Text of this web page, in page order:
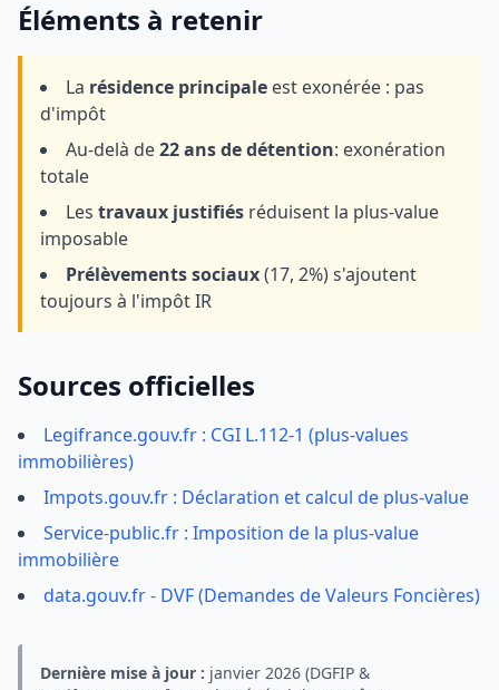
Éléments à retenir
La résidence principale est exonérée : pas
d'impôt
Au-delà de22 ans de détention: exonération
totale
Les travaux justifiés réduisent la plus-value
imposable
Prélèvements sociaux(17, 2%) s'ajoutent
toujours à l'impôt IR
Sources officielles
Legifrance.gouv.fr : CGI L.112-1 (plus-values
immobilières)
Impots.gouv.fr : Déclaration et calcul de plus-value
Service-public.fr : Imposition de la plus-value
immobilière
data.gouv.fr - DVF (Demandes de Valeurs Foncières)
Dernière mise à jour : janvier 2026 (DGFIP &